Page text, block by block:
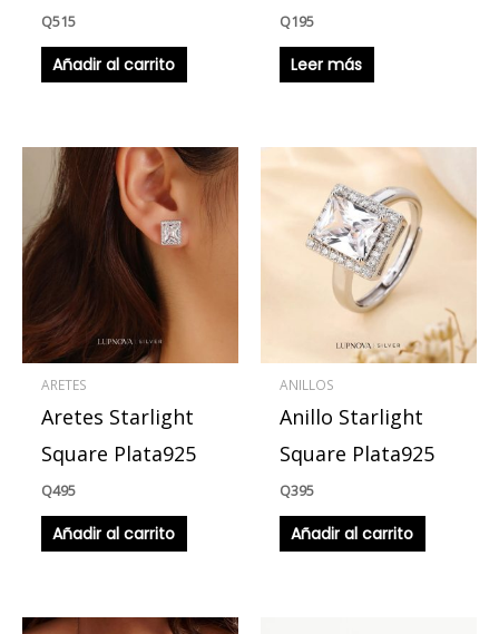
Q515
Añadir al carrito
Q195
Leer más
ARETES
Aretes Starlight
Square Plata925
Q495
Añadir al carrito
ANILLOS
Anillo Starlight
Square Plata925
Q395
Añadir al carrito